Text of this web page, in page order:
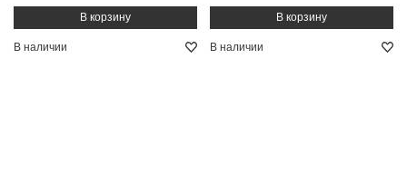
В наличии В наличии